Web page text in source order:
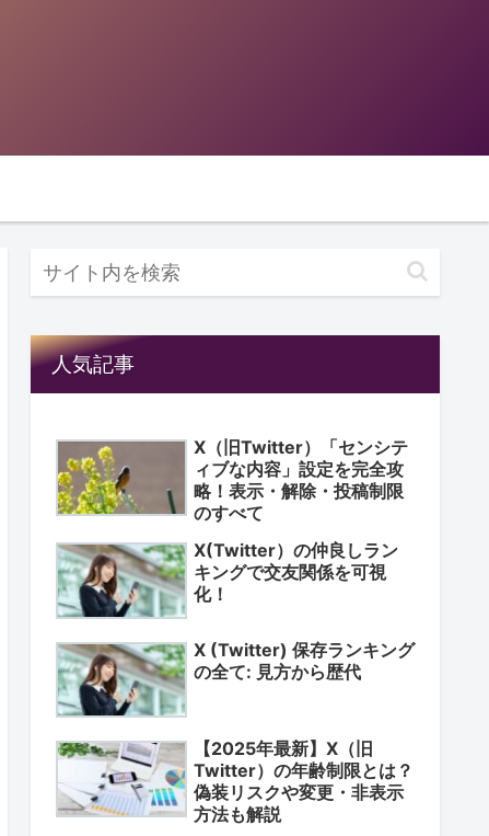
人気記事
X（旧Twitter）「センシテ
ィブな内容」設定を完全攻
略！表示・解除・投稿制限
のすべて
X(Twitter）の仲良しラン
キングで交友関係を可視
化！
X (Twitter) 保存ランキング
の全て: 見方から歴代
【2025年最新】X（旧
Twitter）の年齢制限とは？
偽装リスクや変更・非表示
方法も解説